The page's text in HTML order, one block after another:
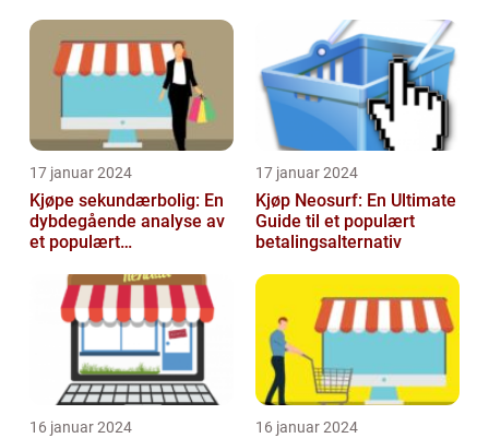
17 januar 2024
Kjøpe sekundærbolig: En
dybdegående analyse av
et populært
17 januar 2024
Kjøp Neosurf: En Ultimate
Guide til et populært
betalingsalternativ
16 januar 2024 16 januar 2024